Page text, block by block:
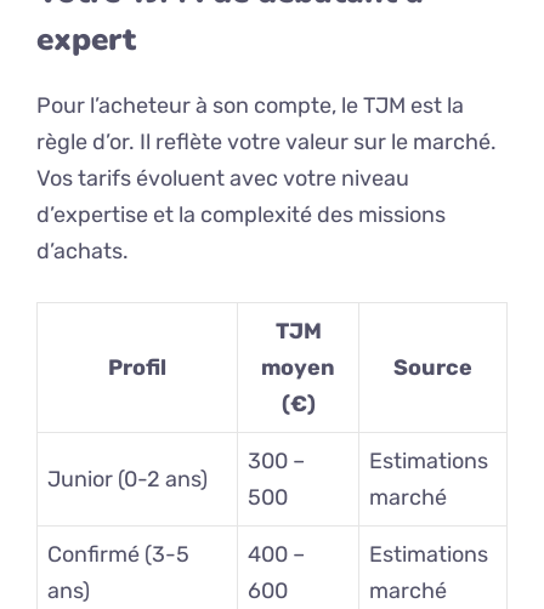
expert
Pour l’acheteur à son compte, le TJM est la
règle d’or. Il reflète votre valeur sur le marché.
Vos tarifs évoluent avec votre niveau
d’expertise et la complexité des missions
d’achats.
Profil
TJM
moyen
(€)
Source
Junior (0-2 ans)
300 –
500
Estimations
marché
Confirmé (3-5
ans)
400 –
600
Estimations
marché